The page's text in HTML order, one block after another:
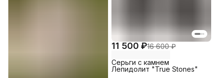
11 500 ₽16 600 ₽
Серьги с камнем
Лепидолит "True Stones"